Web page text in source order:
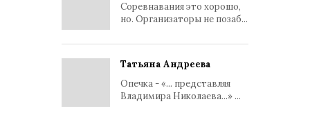
Соревнавания это хорошо,
но. Организаторы не позаб...
Татьяна Андреева
Опечка - «... представляя
Владимира Николаева...» ...